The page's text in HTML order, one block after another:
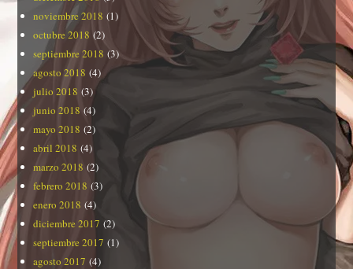
noviembre 2018 (1)
octubre 2018 (2)
septiembre 2018 (3)
agosto 2018 (4)
julio 2018 (3)
junio 2018 (4)
mayo 2018 (2)
abril 2018 (4)
marzo 2018 (2)
febrero 2018 (3)
enero 2018 (4)
diciembre 2017 (2)
septiembre 2017 (1)
agosto 2017 (4)